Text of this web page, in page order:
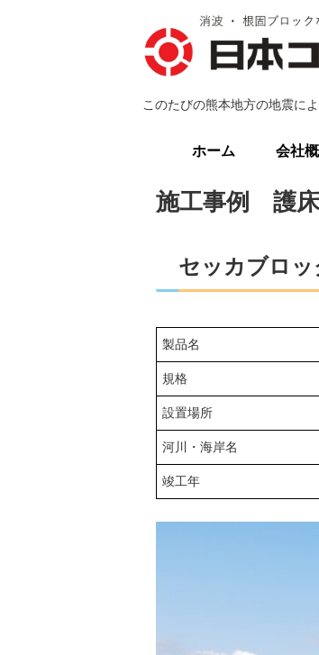
このたびの熊本地方の地震に
ホーム 会社
施工事例 護
セッカブロッ
製品名
規格
設置場所
河川・海岸名
竣工年